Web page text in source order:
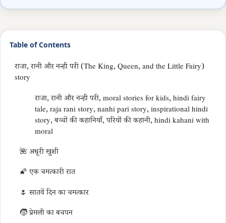
Table of Contents
राजा, रानी और नन्ही परी (The King, Queen, and the Little Fairy)
story
राजा, रानी और नन्ही परी, moral stories for kids, hindi fairy
tale, raja rani story, nanhi pari story, inspirational hindi
story, बच्चों की कहानियाँ, परियों की कहानी, hindi kahani with
moral
🌺 अधूरी खुशी
🌠 एक चमत्कारी रात
🌷 सातवें दिन का चमत्कार
🧒 प्रेमली का बचपन